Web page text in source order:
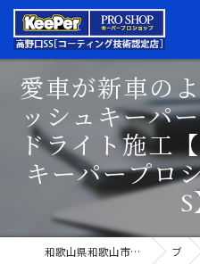
愛車が新車の
ッシュキーパ
ドライト施工
キーパープロ
和歌山県和歌山市のカーコーティングならキーパープロショップ高野口SS ブログ